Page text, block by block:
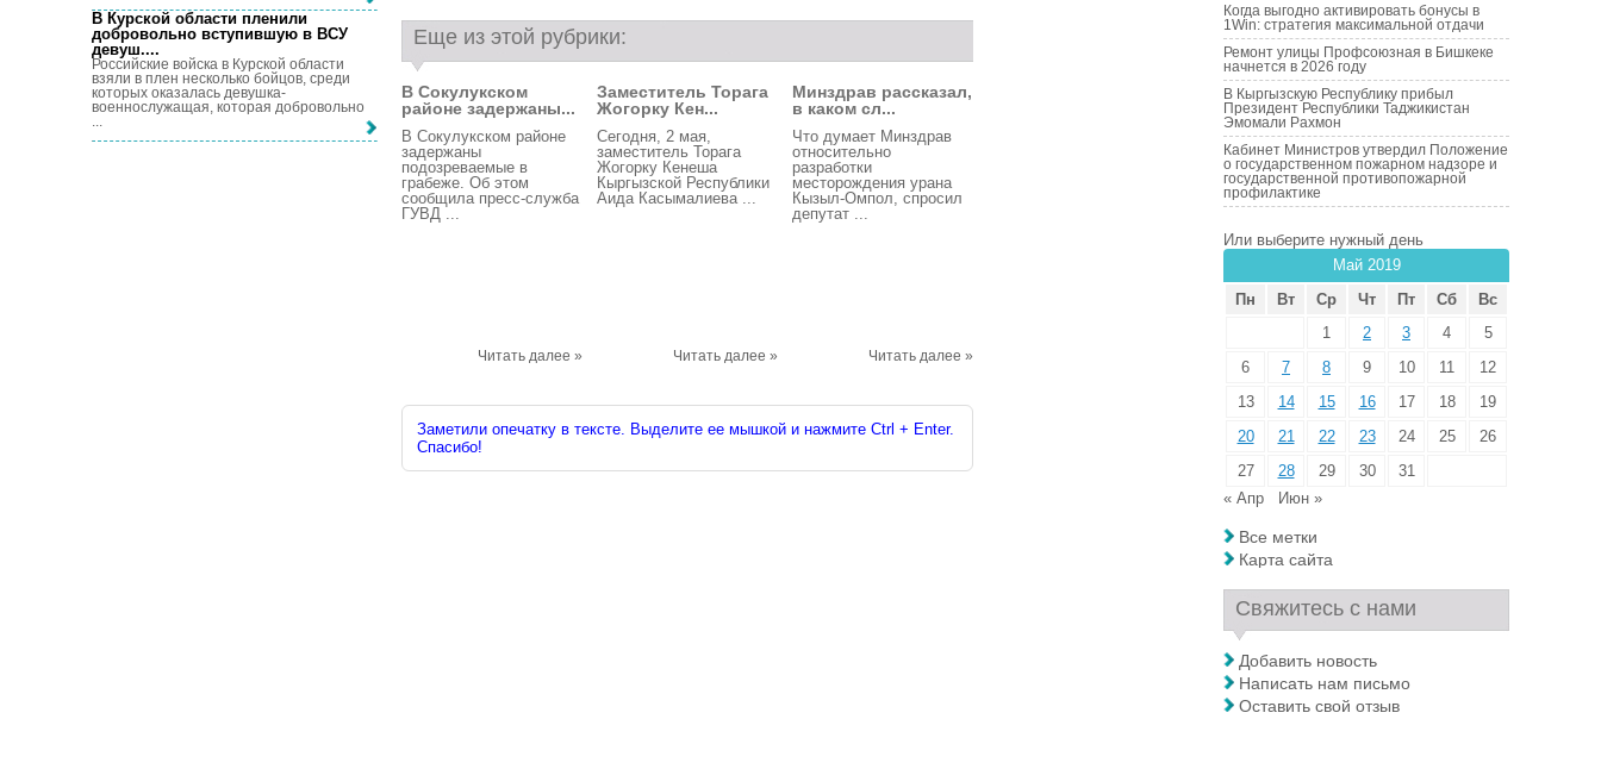
Еще из этой рубрики:
В Сокулукском
районе задержаны...
В Сокулукском районе
задержаны
подозреваемые в
грабеже. Об этом
сообщила пресс-служба
ГУВД ...
Читать далее »
Заместитель Торага
Жогорку Кен...
Сегодня, 2 мая,
заместитель Торага
Жогорку Кенеша
Кыргызской Республики
Аида Касымалиева ...
Читать далее »
Минздрав рассказал,
в каком сл...
Что думает Минздрав
относительно
разработки
месторождения урана
Кызыл-Омпол, спросил
депутат ...
Читать далее »
Заметили опечатку в тексте. Выделите ее мышкой и нажмите Ctrl + Enter.
Спасибо!
В Курской области пленили
добровольно вступившую в ВСУ
девуш....
Российские войска в Курской области
взяли в плен несколько бойцов, среди
которых оказалась девушка-
военнослужащая, которая добровольно
...
Когда выгодно активировать бонусы в
1Win: стратегия максимальной отдачи
Ремонт улицы Профсоюзная в Бишкеке
начнется в 2026 году
В Кыргызскую Республику прибыл
Президент Республики Таджикистан
Эмомали Рахмон
Кабинет Министров утвердил Положение
о государственном пожарном надзоре и
государственной противопожарной
профилактике
Или выберите нужный день
Май 2019
Пн
Вт Ср Чт Пт Сб
Вс
1
2 3 4
5
6
7 8 9 10 11
12
13
14 15 16 17 18
19
20
21 22 23 24 25
26
27
28 29 30
31
« Апр
Июн »
Все метки
Карта сайта
Свяжитесь с нами
Добавить новость
Написать нам письмо
Оставить свой отзыв